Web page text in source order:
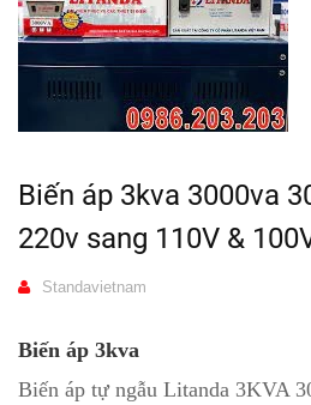
Biến áp 3kva 3000va
220v sang 110V &
Standavietnam
Biến áp 3kva
Biến áp tự ngẫu Litanda 3KVA